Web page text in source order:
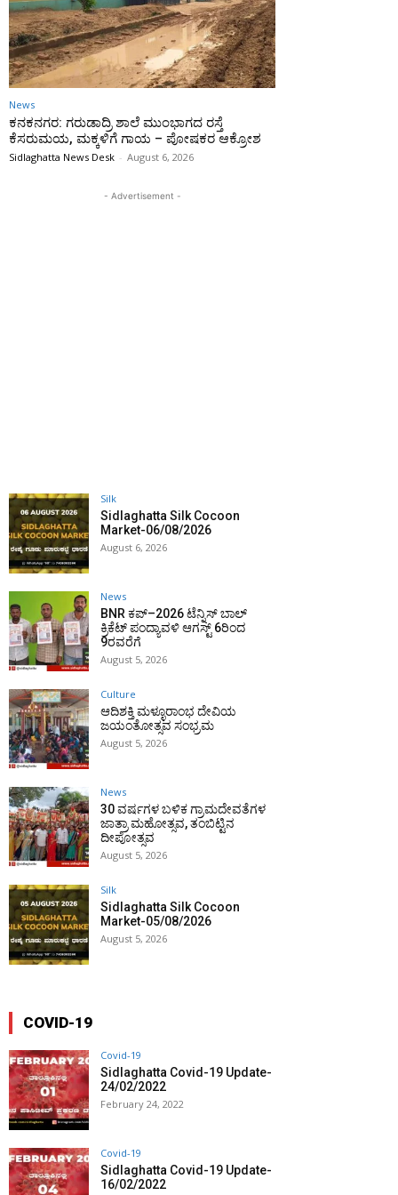
News
ಕನಕನಗರ: ಗರುಡಾದ್ರಿ ಶಾಲೆ ಮುಂಭಾಗದ ರಸ್ತೆ
ಕೆಸರುಮಯ, ಮಕ್ಕಳಿಗೆ ಗಾಯ – ಪೋಷಕರ ಆಕ್ರೋಶ
Sidlaghatta News Desk - August 6, 2026
- Advertisement -
Silk
Sidlaghatta Silk Cocoon
Market-06/08/2026
August 6, 2026
News
BNR ಕಪ್–2026 ಟೆನ್ನಿಸ್ ಬಾಲ್
ಕ್ರಿಕೆಟ್ ಪಂದ್ಯಾವಳಿ ಆಗಸ್ಟ್ 6ರಿಂದ
9ರವರೆಗೆ
August 5, 2026
Culture
ಆದಿಶಕ್ತಿ ಮಳ್ಳೂರಾಂಭ ದೇವಿಯ
ಜಯಂತೋತ್ಸವ ಸಂಭ್ರಮ
August 5, 2026
News
30 ವರ್ಷಗಳ ಬಳಿಕ ಗ್ರಾಮದೇವತೆಗಳ
ಜಾತ್ರಾ ಮಹೋತ್ಸವ, ತಂಬಿಟ್ಟಿನ
ದೀಪೋತ್ಸವ
August 5, 2026
Silk
Sidlaghatta Silk Cocoon
Market-05/08/2026
August 5, 2026
COVID-19
Covid-19
Sidlaghatta Covid-19 Update-
24/02/2022
February 24, 2022
Covid-19
Sidlaghatta Covid-19 Update-
16/02/2022